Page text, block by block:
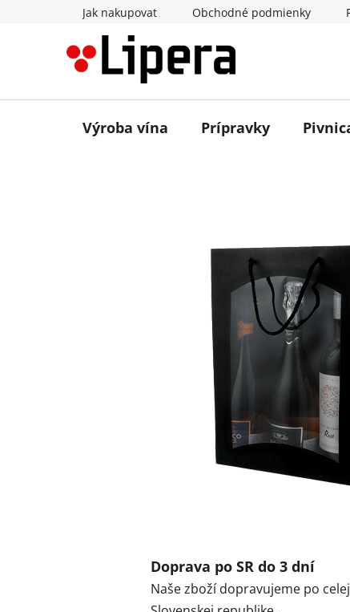
Jak nakupovat Obchodné podmienky
Výroba vína Prípravky
Doprava po SR do 3 dní
Naše zboží dopravujeme po celej